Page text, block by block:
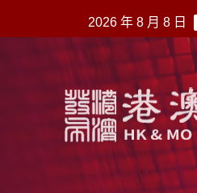
至
2026 年 8 月 8 日